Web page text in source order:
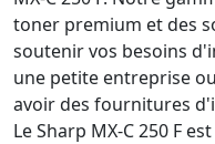
toner premium et des
soutenir vos besoins
une petite entreprise
avoir des fournitures
Le Sharp MX-C 250 F